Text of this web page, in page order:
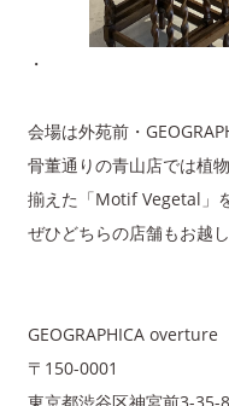
・
会場は外苑前・
骨董通りの青山店では植
揃えた「Motif Vegetal」
ぜひどちらの店舗もお越
GEOGRAPHICA overture
〒150-0001